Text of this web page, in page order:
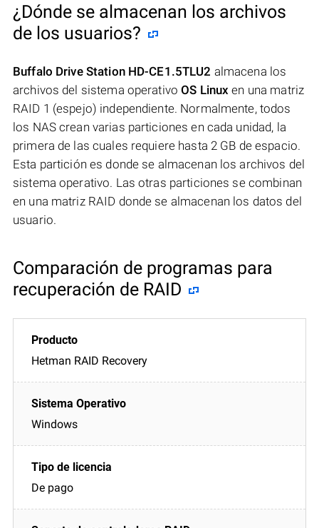
¿Dónde se almacenan los archivos
de los usuarios?
Buffalo Drive Station HD-CE1.5TLU2 almacena los
archivos del sistema operativoOS Linux en una matriz
RAID 1 (espejo) independiente. Normalmente, todos
los NAS crean varias particiones en cada unidad, la
primera de las cuales requiere hasta 2 GB de espacio.
Esta partición es donde se almacenan los archivos del
sistema operativo. Las otras particiones se combinan
en una matriz RAID donde se almacenan los datos del
usuario.
Comparación de programas para
recuperación de RAID
Hetman RAID Recovery
Windows
De pago